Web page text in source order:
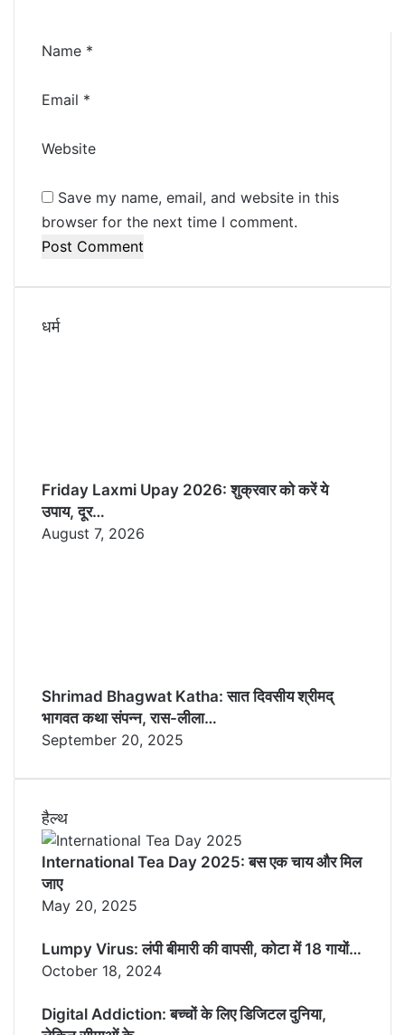
Name *
Email *
Website
Save my name, email, and website in this
browser for the next time I comment.
धर्म
Friday Laxmi Upay 2026: शुक्रवार को करें ये
उपाय, दूर…
August 7, 2026
Shrimad Bhagwat Katha: सात दिवसीय श्रीमद्
भागवत कथा संपन्न, रास-लीला…
September 20, 2025
हैल्थ
International Tea Day 2025: बस एक चाय और मिल
जाए
May 20, 2025
Lumpy Virus: लंपी बीमारी की वापसी, कोटा में 18 गायों…
October 18, 2024
Digital Addiction: बच्चों के लिए डिजिटल दुनिया,